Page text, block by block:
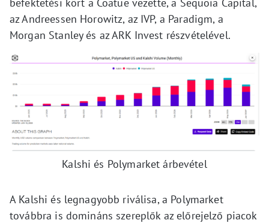
az Andreessen Horowitz, az IVP, a Paradigm, a
Morgan Stanley és az ARK Invest részvételével.
Kalshi és Polymarket árbevétel
A Kalshi és legnagyobb riválisa, a Polymarket
továbbra is domináns szereplők az előrejelző piacok